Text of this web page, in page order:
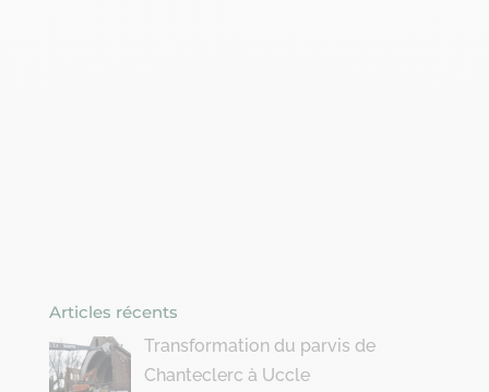
Articles récents
Transformation du parvis de
Chanteclerc à Uccle